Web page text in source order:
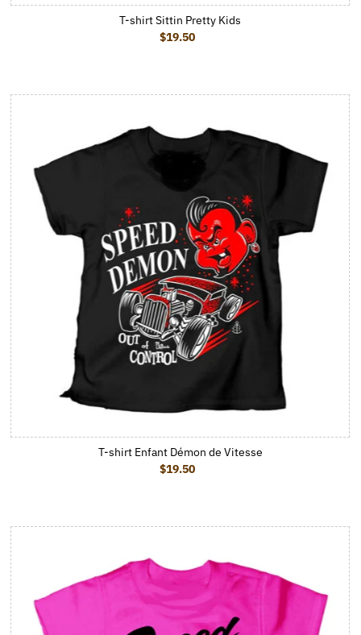
T-shirt Sittin Pretty Kids
Prix ordinaire
$19.50
T-shirt Enfant Démon de Vitesse
Prix ordinaire
$19.50